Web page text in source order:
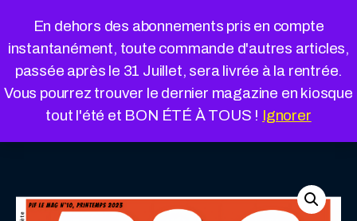
En dehors des abonnements pris en compte
instantanément, toute commande d'autres articles,
passée après le 31 Juillet, sera livrée à la rentrée.
Vous pourrez trouver le dernier magazine en kiosque
tout l'été et BON ÉTÉ À TOUS ! Ignorer
« Retour à la boutique Panier